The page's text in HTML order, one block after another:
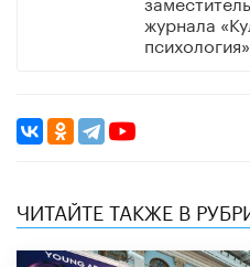
журнала
психология»
ЧИТАЙТЕ ТАКЖЕ В